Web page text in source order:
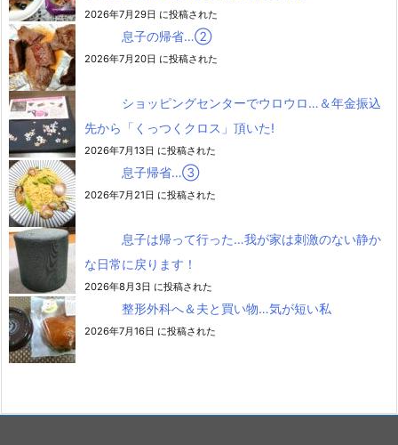
2026年7月29日 に投稿された
息子の帰省…②
2026年7月20日 に投稿された
ショッピングセンターでウロウロ…＆年金振込
先から「くっつくクロス」頂いた!
2026年7月13日 に投稿された
息子帰省…③
2026年7月21日 に投稿された
息子は帰って行った…我が家は刺激のない静か
な日常に戻ります！
2026年8月3日 に投稿された
整形外科へ＆夫と買い物…気が短い私
2026年7月16日 に投稿された